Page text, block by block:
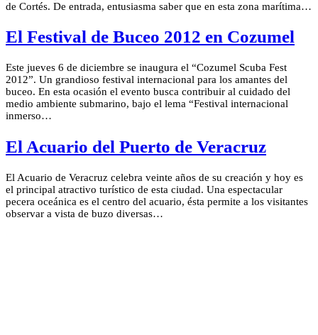
de Cortés. De entrada, entusiasma saber que en esta zona marítima…
El Festival de Buceo 2012 en Cozumel
Este jueves 6 de diciembre se inaugura el “Cozumel Scuba Fest
2012”. Un grandioso festival internacional para los amantes del
buceo. En esta ocasión el evento busca contribuir al cuidado del
medio ambiente submarino, bajo el lema “Festival internacional
inmerso…
El Acuario del Puerto de Veracruz
El Acuario de Veracruz celebra veinte años de su creación y hoy es
el principal atractivo turístico de esta ciudad. Una espectacular
pecera oceánica es el centro del acuario, ésta permite a los visitantes
observar a vista de buzo diversas…